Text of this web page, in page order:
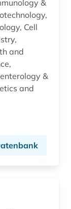
&
Cell
and
&
and